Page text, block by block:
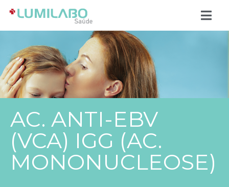
AC. ANTI-EBV
(VCA) IGG (AC.
MONONUCLEOSE)